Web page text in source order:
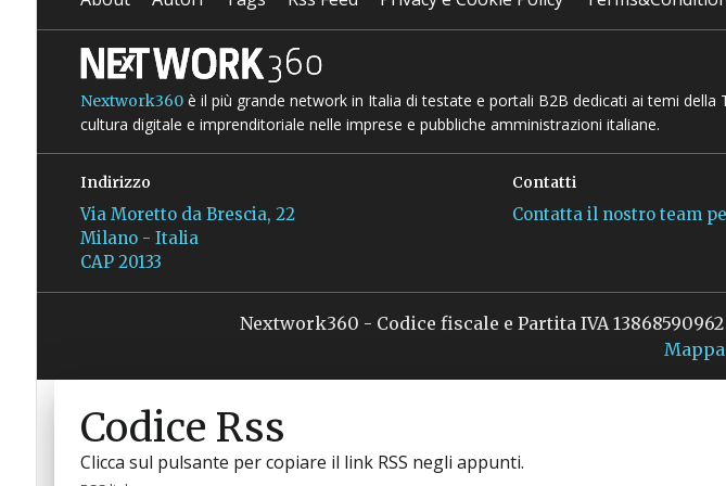
Nextwork360è il più grande network in Italia di testate e portali B2B dedicati ai temi della
cultura digitale e imprenditoriale nelle imprese e pubbliche amministrazioni italiane.
Indirizzo
Via Moretto da Brescia, 22
Milano - Italia
CAP 20133
Contatti
Contatta il nostro team
Nextwork360 - Codice fiscale e Partita IVA
Codice Rss
Clicca sul pulsante per copiare il link RSS negli appunti.